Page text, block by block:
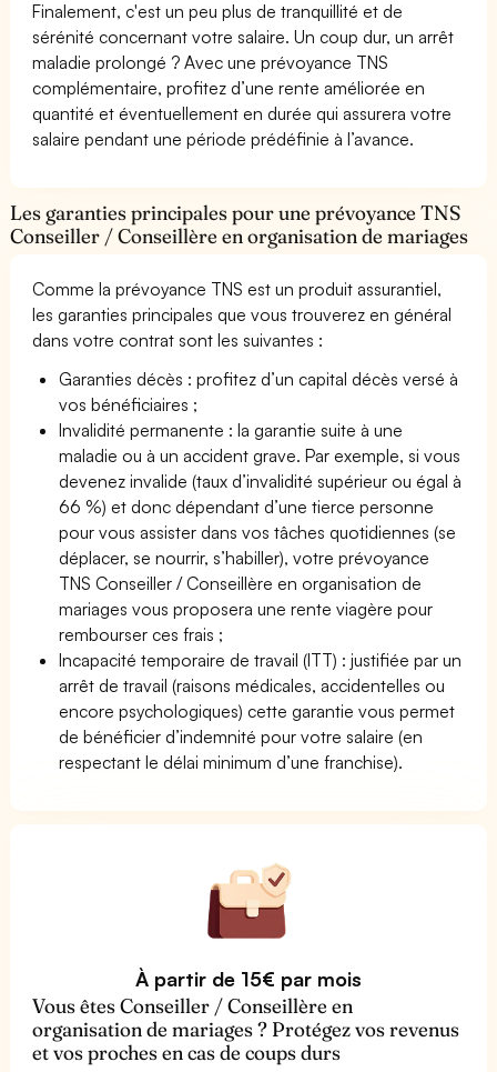
Finalement, c'est un peu plus de tranquillité et de
sérénité concernant votre salaire. Un coup dur, un arrêt
maladie prolongé ? Avec une prévoyance TNS
complémentaire, profitez d’une rente améliorée en
quantité et éventuellement en durée qui assurera votre
salaire pendant une période prédéfinie à l’avance.
Les garanties principales pour une prévoyance TNS
Conseiller / Conseillère en organisation de mariages
Comme la prévoyance TNS est un produit assurantiel,
les garanties principales que vous trouverez en général
dans votre contrat sont les suivantes :
Garanties décès : profitez d’un capital décès versé à
vos bénéficiaires ;
Invalidité permanente : la garantie suite à une
maladie ou à un accident grave. Par exemple, si vous
devenez invalide (taux d’invalidité supérieur ou égal à
66 %) et donc dépendant d’une tierce personne
pour vous assister dans vos tâches quotidiennes (se
déplacer, se nourrir, s’habiller), votre prévoyance
TNS Conseiller / Conseillère en organisation de
mariages vous proposera une rente viagère pour
rembourser ces frais ;
Incapacité temporaire de travail (ITT) : justifiée par un
arrêt de travail (raisons médicales, accidentelles ou
encore psychologiques) cette garantie vous permet
de bénéficier d’indemnité pour votre salaire (en
respectant le délai minimum d’une franchise).
À partir de 15€ par mois
Vous êtes Conseiller / Conseillère en
organisation de mariages ? Protégez vos revenus
et vos proches en cas de coups durs